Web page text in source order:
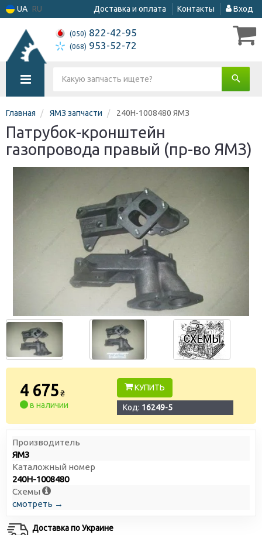
UA RU Доставка и оплата Контакты Вход
(050) 822-42-95
(068) 953-52-72
Главная ЯМЗ запчасти 240Н-1008480 ЯМЗ
Патрубок-кронштейн
газопровода правый (пр-во ЯМЗ)
4 675₴
в наличии
КУПИТЬ
Код: 16249-5
Производитель
ЯМЗ
Каталожный номер
240Н-1008480
Схемы
смотреть →
Доставка по Украине